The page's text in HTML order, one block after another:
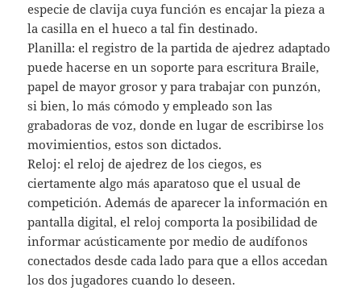
especie de clavija cuya función es encajar la pieza a
la casilla en el hueco a tal fin destinado.
Planilla: el registro de la partida de ajedrez adaptado
puede hacerse en un soporte para escritura Braile,
papel de mayor grosor y para trabajar con punzón,
si bien, lo más cómodo y empleado son las
grabadoras de voz, donde en lugar de escribirse los
movimientios, estos son dictados.
Reloj: el reloj de ajedrez de los ciegos, es
ciertamente algo más aparatoso que el usual de
competición. Además de aparecer la información en
pantalla digital, el reloj comporta la posibilidad de
informar acústicamente por medio de audífonos
conectados desde cada lado para que a ellos accedan
los dos jugadores cuando lo deseen.